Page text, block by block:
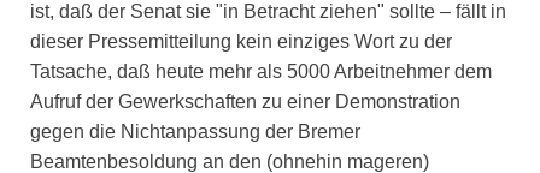
ist, daß der Senat sie "in Betracht ziehen" sollte – fällt in
dieser Pressemitteilung kein einziges Wort zu der
Tatsache, daß heute mehr als 5000 Arbeitnehmer dem
Aufruf der Gewerkschaften zu einer Demonstration
gegen die Nichtanpassung der Bremer
Beamtenbesoldung an den (ohnehin mageren)